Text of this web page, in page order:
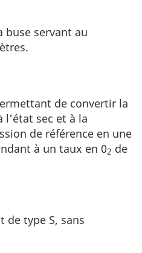
buse servant au
de convertir la
l'état sec et à la
de référence en une
à un taux en 02 de
de type S, sans